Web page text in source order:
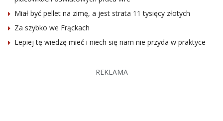
Miał być pellet na zimę, a jest strata 11 tysięcy złotych
Za szybko we Frąckach
Lepiej tę wiedzę mieć i niech się nam nie przyda w praktyce
REKLAMA